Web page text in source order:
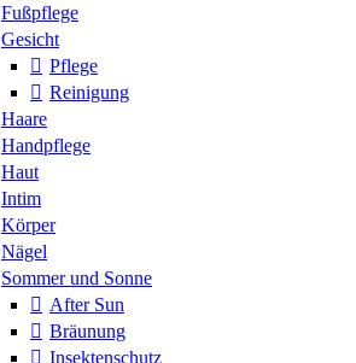
Fußpflege
Gesicht
Pflege
Reinigung
Haare
Handpflege
Haut
Intim
Körper
Nägel
Sommer und Sonne
After Sun
Bräunung
Insektenschutz